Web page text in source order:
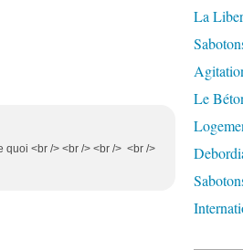
quoi <br /> <br /> <br /> <br />
La
Le